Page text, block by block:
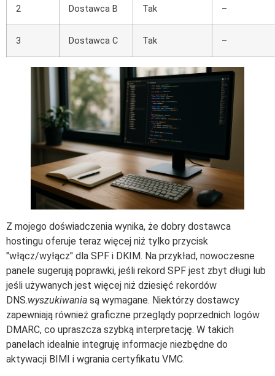
2 Dostawca B Tak –
3 Dostawca C Tak –
Z mojego doświadczenia wynika, że dobry dostawca
hostingu oferuje teraz więcej niż tylko przycisk
"włącz/wyłącz" dla SPF i DKIM. Na przykład, nowoczesne
panele sugerują poprawki, jeśli rekord SPF jest zbyt długi lub
jeśli używanych jest więcej niż dziesięć rekordów
DNS.wyszukiwania są wymagane. Niektórzy dostawcy
zapewniają również graficzne przeglądy poprzednich logów
DMARC, co upraszcza szybką interpretację. W takich
panelach idealnie integruję informacje niezbędne do
aktywacji BIMI i wgrania certyfikatu VMC.